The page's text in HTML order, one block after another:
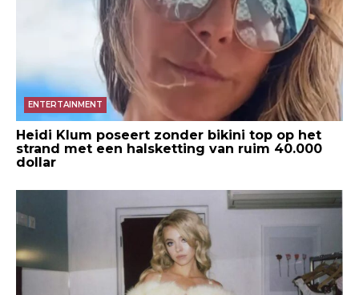
ENTERTAINMENT
Heidi Klum poseert zonder bikini top op het
strand met een halsketting van ruim 40.000
dollar